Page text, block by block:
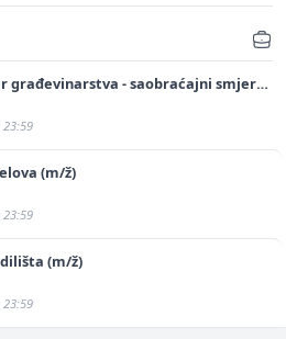
građevinarstva - saobraćajni smjer
23:59
(m/ž)
23:59
(m/ž)
23:59